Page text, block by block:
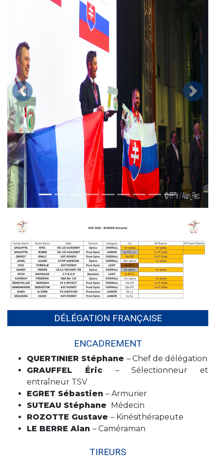
Précédent
DÉLÉGATION FRANÇAISE
ENCADREMENT
QUERTINIER Stéphane – Chef de délégation
GRAUFFEL Éric – Sélectionneur et
entraîneur TSV
EGRET Sébastien – Armurier
SUTEAU Stéphane Médecin
ROZOTTE Gustave – Kinésithérapeute
LE BERRE Alan – Caméraman
TIREURS